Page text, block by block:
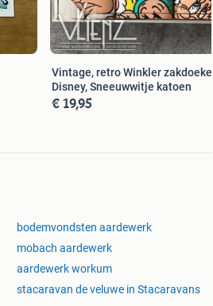
Vintage, retro Winkler zakdoeken
Disney, Sneeuwwitje katoen
€ 19,95
bodemvondsten aardewerk
mobach aardewerk
aardewerk workum
stacaravan de veluwe in Stacaravans